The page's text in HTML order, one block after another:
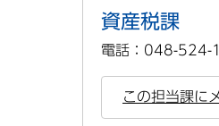
資産税課
電話：048-524-
この担当課に